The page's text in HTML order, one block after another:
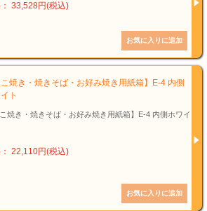
33,528円(税込)
こ焼き・焼きそば・お好み焼き用紙箱】E-4 内側
ト
こ焼き・焼きそば・お好み焼き用紙箱】E-4 内側ホワイ
22,110円(税込)